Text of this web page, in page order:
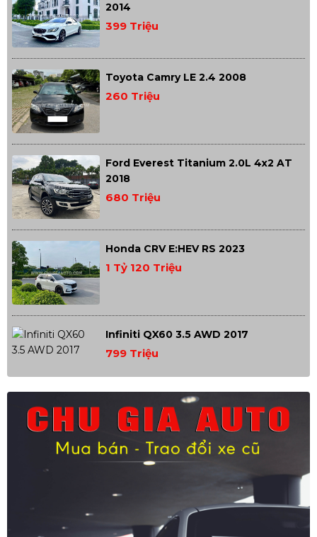
2014
399 Triệu
Toyota Camry LE 2.4 2008
260 Triệu
Ford Everest Titanium 2.0L 4x2 AT
2018
680 Triệu
Honda CRV E:HEV RS 2023
1 Tỷ 120 Triệu
Infiniti QX60 3.5 AWD 2017
799 Triệu